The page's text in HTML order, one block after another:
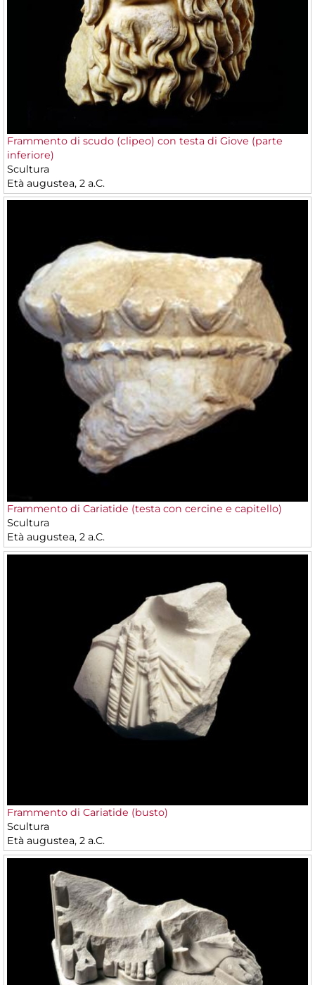
Frammento di scudo (clipeo) con testa di Giove (parte
inferiore)
Scultura
Età augustea, 2 a.C.
Frammento di Cariatide (testa con cercine e capitello)
Scultura
Età augustea, 2 a.C.
Frammento di Cariatide (busto)
Scultura
Età augustea, 2 a.C.